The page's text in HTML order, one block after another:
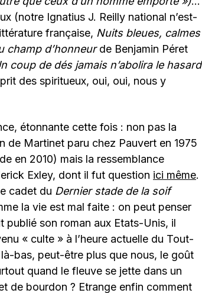
(notre Ignatius J. Reilly national n’est-
française, Nuits bleues, calmes
champ d’honneurde Benjamin Péret
coup de dés jamais n’abolira le hasard
des spiritueux, oui, oui, nous y
étonnante cette fois : non pas la
de Martinet paru chez Pauvert en 1975
en 2010) mais la ressemblance
Exley, dont il fut question ici même.
cadet du Dernier stade de la soif
la vie est mal faite : on peut penser
publié son roman aux Etats-Unis, il
« culte » à l’heure actuelle du Tout-
bas, peut-être plus que nous, le goût
quand le fleuve se jette dans un
de bourdon ? Etrange enfin comment